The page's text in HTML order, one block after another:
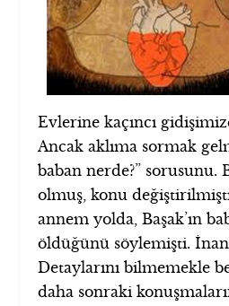
Evlerine kaçıncı
Ancak aklıma sormak
baban nerde?” sorusunu.
olmuş, konu
annem yolda, Başak’ın
öldüğünü söylemişti.
Detaylarını bilmemekle
daha sonraki